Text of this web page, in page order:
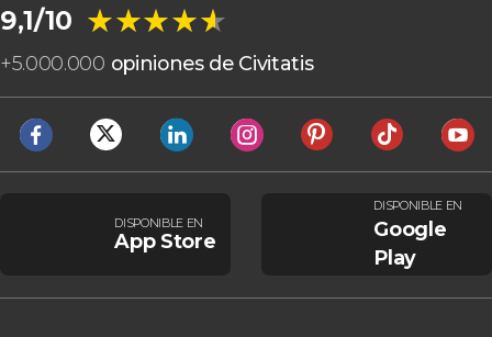
9,1/10 ★★★★★
★★★★★
+5.000.000 opiniones de Civitatis
DISPONIBLE EN
App Store
DISPONIBLE EN
Google
Play